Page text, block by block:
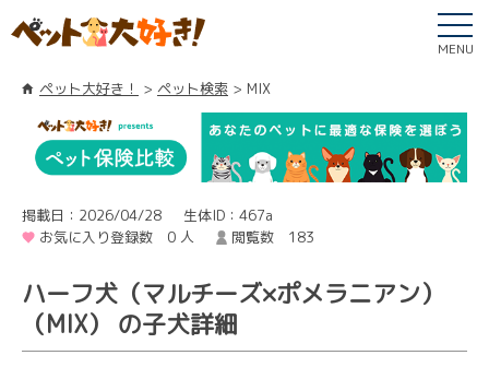
MENU
ペット大好き！ ペット検索 MIX
掲載日：2026/04/28
生体ID：467a
お気に入り登録数 0 人
閲覧数 183
ハーフ犬（マルチーズ×ポメラニアン）
（MIX） の子犬詳細